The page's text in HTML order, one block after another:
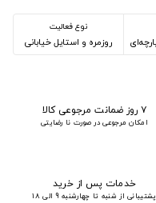
نوع فعالیت
روزمره و استایل خیابانی
۷ روز ضمانت مرجوعی کالا
امکان مرجوعی در صورت نا رضایتی
خدمات پس از خرید
پشتیبانی از شنبه تا چهارشنبه 9 الی 18